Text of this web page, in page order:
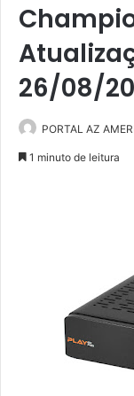
26/08/
PORTAL AZ
1 minuto de leitura